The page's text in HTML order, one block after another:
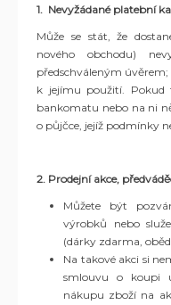
1. Nevyžádané platební
Může se stát, že
nového obchodu)
předschváleným
k jejímu použití.
bankomatu nebo na ni
o půjčce, jejíž podmínky
2. Prodejní akce,
Můžete být
výrobků nebo
(dárky zdarma,
Na takové akci si
smlouvu o koupi
nákupu zboží na